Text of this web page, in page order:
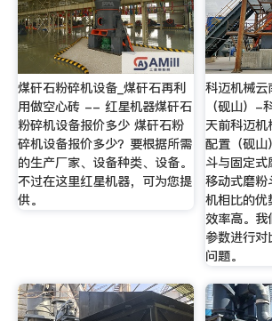
煤矸石粉碎机设备_煤矸石再利
用做空心砖 -- 红星机器煤矸石
粉碎机设备报价多少 煤矸石粉
碎机设备报价多少？要根据所需
的生产厂家、设备种类、设备。
不过在这里红星机器，可为您提
供。
科迈机械云
（砚山）-
天前科迈
配置（砚
斗与固定
移动式磨粉
机相比的优
效率高。
参数进行
问题。